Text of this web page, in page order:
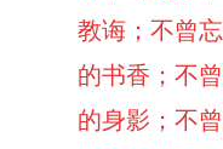
教诲；不曾
的书香；不
的身影；不